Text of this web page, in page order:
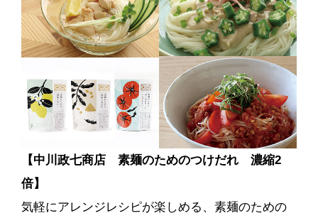
【中川政七商店 素麺のためのつけだれ 濃縮2
倍】
気軽にアレンジレシピが楽しめる、素麺のための